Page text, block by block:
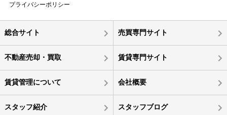
プライバシーポリシー
総合サイト 売買専門サイト
不動産売却・買取 賃貸専門サイト
賃貸管理について 会社概要
スタッフ紹介 スタッフブログ